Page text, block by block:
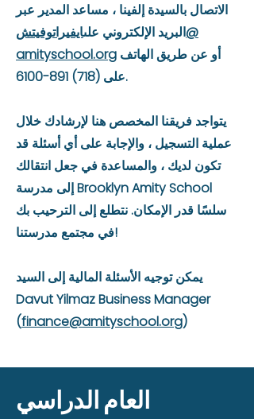
الاتصال بالسيدة إلفينا ، مساعد المدير عبر
البريد الإلكتروني علىايفيراتوفيتش
@
amityschool.org
على (718) 891-6100 .
يتواجد فريقنا المخصص هنا لإرشادك خلال
عملية التسجيل ، والإجابة على أي أسئلة قد
تكون لديك ، والمساعدة في جعل انتقالك
إلى مدرسة Brooklyn Amity School
سلسًا قدر الإمكان. نتطلع إلى الترحيب بك
في مجتمع مدرستنا!
يمكن توجيه الأسئلة المالية إلى السيد
Davut Yilmaz Business Manager
(finance@amityschool.org)
العام الدراسي